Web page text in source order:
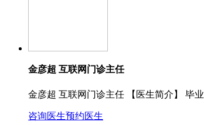
金彦超 互联网门诊主任
金彦超 互联网门诊主任 【医生简介】 毕业
咨询医生预约医生